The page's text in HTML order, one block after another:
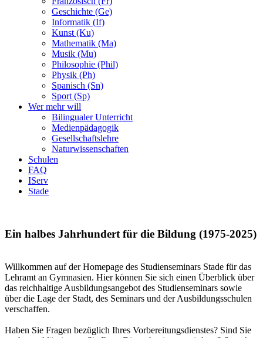
Geschichte (Ge)
Informatik (If)
Kunst (Ku)
Mathematik (Ma)
Musik (Mu)
Philosophie (Phil)
Physik (Ph)
Spanisch (Sn)
Sport (Sp)
Wer mehr will
Bilingualer Unterricht
Medienpädagogik
Gesellschaftslehre
Naturwissenschaften
Schulen
FAQ
IServ
Stade
Ein halbes Jahrhundert für die Bildung (1975-2025)
Willkommen auf der Homepage des Studienseminars Stade für das
Lehramt an Gymnasien. Hier können Sie sich einen Überblick über
das reichhaltige Ausbildungsangebot des Studienseminars sowie
über die Lage der Stadt, des Seminars und der Ausbildungsschulen
verschaffen.
Haben Sie Fragen bezüglich Ihres Vorbereitungsdienstes? Sind Sie